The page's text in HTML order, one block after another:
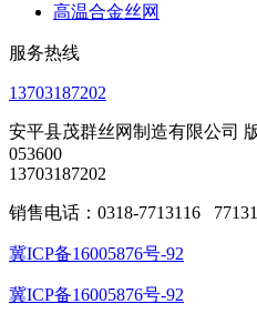
高温合金丝网
服务热线
13703187202
安平县茂群丝网制造有限公司
053600
13703187202
销售电话：0318-7713116
冀ICP备16005876号-92
冀ICP备16005876号-92